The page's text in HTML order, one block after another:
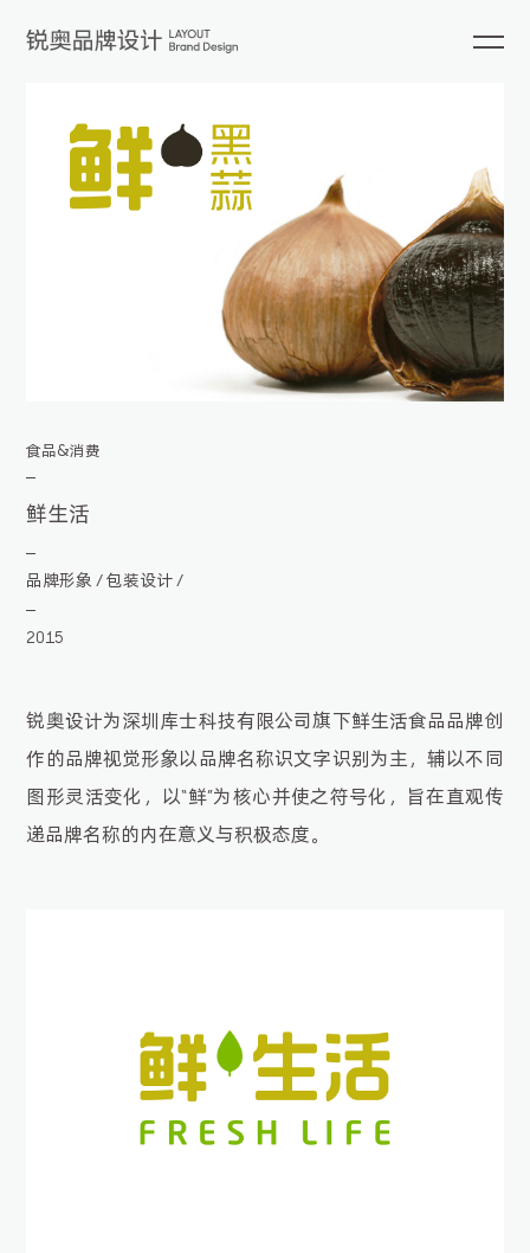
食品&消费
鲜生活
品牌形象 /包装设计 /
2015
锐奥设计为深圳库士科技有限公司旗下鲜生活食品品牌创
作的品牌视觉形象以品牌名称识文字识别为主，辅以不同
图形灵活变化，以“鲜”为核心并使之符号化，旨在直观传
递品牌名称的内在意义与积极态度。